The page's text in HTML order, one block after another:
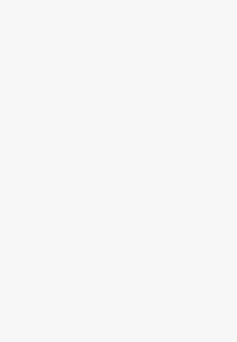
permettant de
risques non
des